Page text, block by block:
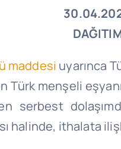
maddesi uyarınca
Türk menşeli
serbest
halinde, ithalata